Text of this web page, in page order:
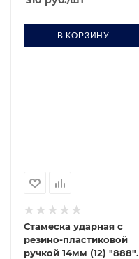
В КОРЗИНУ
Стамеска ударная с
резино-пластиковой
ручкой 14мм (12) "888"